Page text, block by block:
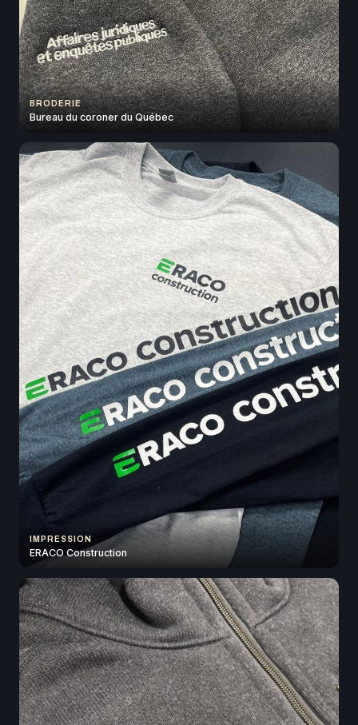
BRODERIE
Bureau du coroner du Québec
IMPRESSION
ERACO Construction